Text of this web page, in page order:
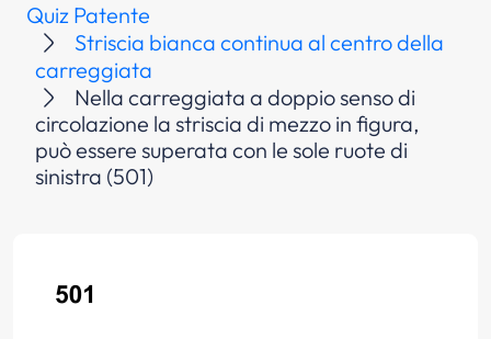
Quiz Patente
Striscia bianca continua al centro della
carreggiata
Nella carreggiata a doppio senso di
circolazione la striscia di mezzo in figura,
può essere superata con le sole ruote di
sinistra (501)